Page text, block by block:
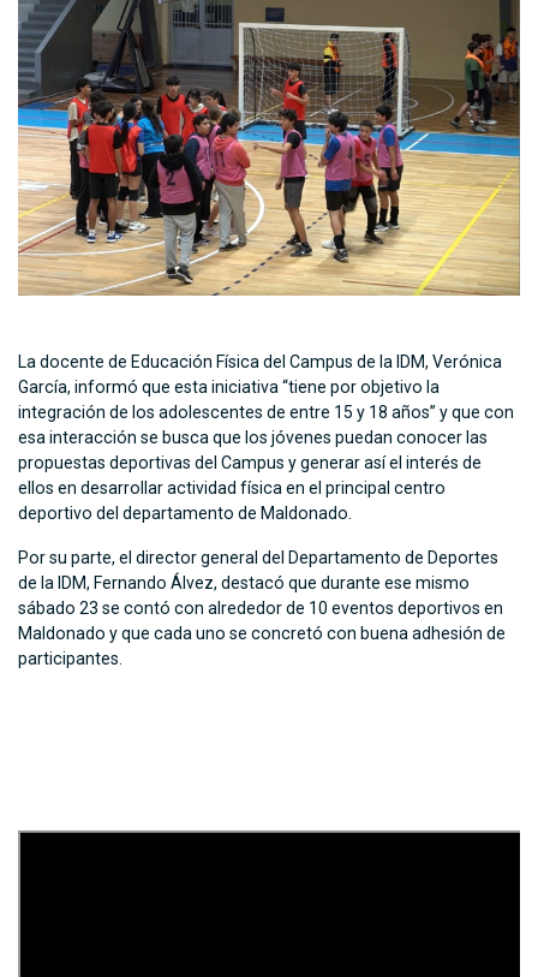
La docente de Educación Física del Campus de la IDM, Verónica
García, informó que esta iniciativa “tiene por objetivo la
integración de los adolescentes de entre 15 y 18 años” y que con
esa interacción se busca que los jóvenes puedan conocer las
propuestas deportivas del Campus y generar así el interés de
ellos en desarrollar actividad física en el principal centro
deportivo del departamento de Maldonado.
Por su parte, el director general del Departamento de Deportes
de la IDM, Fernando Álvez, destacó que durante ese mismo
sábado 23 se contó con alrededor de 10 eventos deportivos en
Maldonado y que cada uno se concretó con buena adhesión de
participantes.